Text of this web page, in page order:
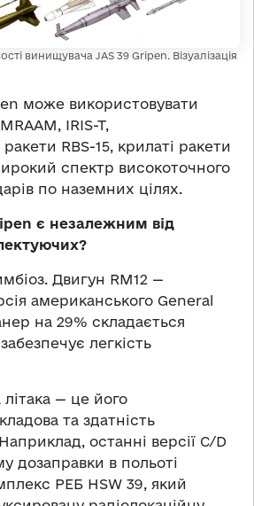
винищувача JAS 39 Gripen. Візуалізація
може використовувати
IRIS-T,
RBS-15, крилаті ракети
спектр високоточного
по наземних цілях.
є незалежним від
Двигун RM12 —
американського General
на 29% складається
легкість
— це його
та здатність
останні версії С/D
дозаправки в польоті
РЕБ HSW 39, який